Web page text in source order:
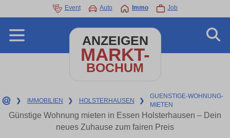
Event Auto Immo Job
ANZEIGEN
MARKT-
BOCHUM
❯ IMMOBILIEN ❯ HOLSTERHAUSEN ❯
GUENSTIGE-WOHNUNG-
MIETEN
Günstige Wohnung mieten in Essen Holsterhausen – Dein
neues Zuhause zum fairen Preis